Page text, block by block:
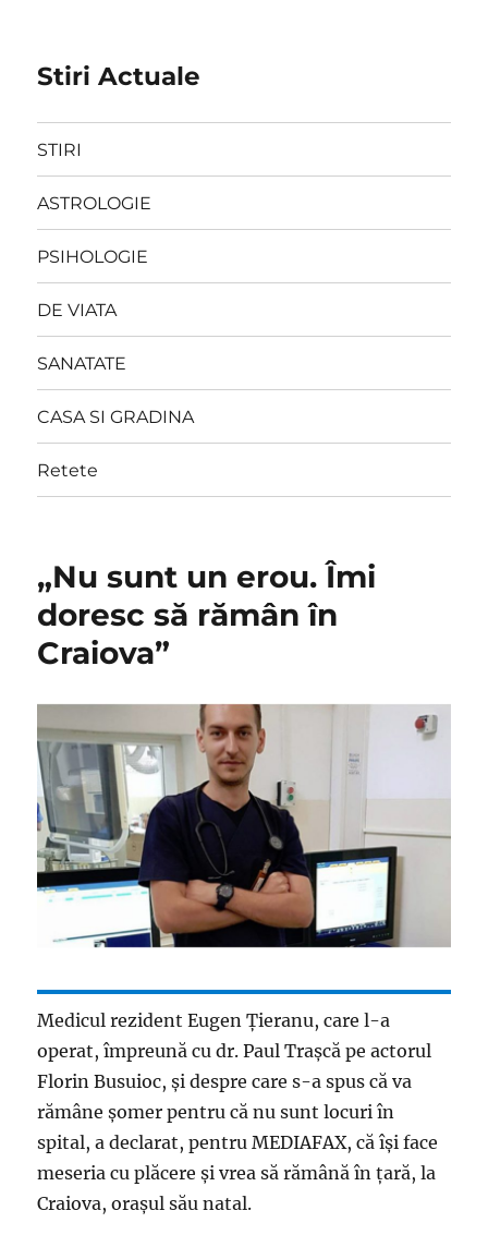
Stiri Actuale
STIRI
ASTROLOGIE
PSIHOLOGIE
DE VIATA
SANATATE
CASA SI GRADINA
Retete
„Nu sunt un erou. Îmi
doresc să rămân în
Craiova”
Medicul rezident Eugen Țieranu, care l-a
operat, împreună cu dr. Paul Trașcă pe actorul
Florin Busuioc, și despre care s-a spus că va
rămâne șomer pentru că nu sunt locuri în
spital, a declarat, pentru MEDIAFAX, că își face
meseria cu plăcere și vrea să rămână în țară, la
Craiova, orașul său natal.